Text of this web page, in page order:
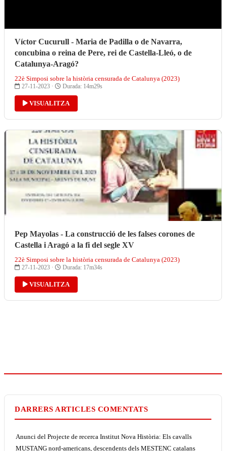
Víctor Cucurull - Maria de Padilla o de Navarra,
concubina o reina de Pere, rei de Castella-Lleó, o de
Catalunya-Aragó?
22è Simposi sobre la història censurada de Catalunya (2023)
27-11-2023 · Durada: 14m29s
VISUALITZA
Pep Mayolas - La construcció de les falses corones de
Castella i Aragó a la fi del segle XV
22è Simposi sobre la història censurada de Catalunya (2023)
27-11-2023 · Durada: 17m34s
VISUALITZA
DARRERS ARTICLES COMENTATS
Anunci del Projecte de recerca Institut Nova Història: Els cavalls
MUSTANG nord-americans, descendents dels MESTENC catalans